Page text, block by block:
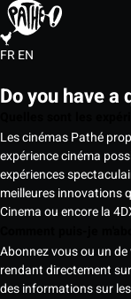
FREN
Do you have a
Les cinémas Pathé
expérience cinéma
expériences
meilleures innovations
Cinema ou encore la
Abonnez vous ou un
rendant directement
des informations sur